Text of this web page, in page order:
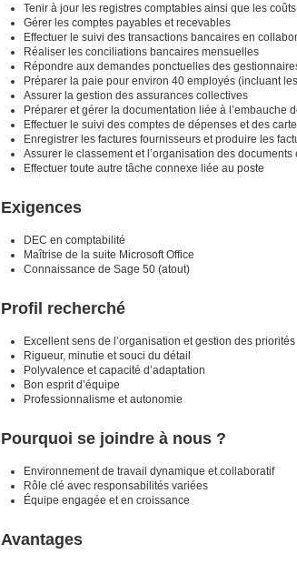
Tenir à jour les registres comptables ainsi que les
Gérer les comptes payables et recevables
Effectuer le suivi des transactions bancaires en
Réaliser les conciliations bancaires mensuelles
Répondre aux demandes ponctuelles des
Préparer la paie pour environ 40 employés (incluant
Assurer la gestion des assurances collectives
Préparer et gérer la documentation liée à l’embauche
Effectuer le suivi des comptes de dépenses et des
Enregistrer les factures fournisseurs et produire les
Assurer le classement et l’organisation des documents
Effectuer toute autre tâche connexe liée au poste
Exigences
DEC en comptabilité
Maîtrise de la suite Microsoft Office
Connaissance de Sage 50 (atout)
Profil recherché
Excellent sens de l’organisation et gestion des priorités
Rigueur, minutie et souci du détail
Polyvalence et capacité d’adaptation
Bon esprit d’équipe
Professionnalisme et autonomie
Pourquoi se joindre à nous ?
Environnement de travail dynamique et collaboratif
Rôle clé avec responsabilités variées
Équipe engagée et en croissance
Avantages